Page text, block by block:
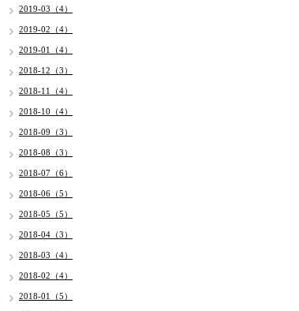
2019-03（4）
2019-02（4）
2019-01（4）
2018-12（3）
2018-11（4）
2018-10（4）
2018-09（3）
2018-08（3）
2018-07（6）
2018-06（5）
2018-05（5）
2018-04（3）
2018-03（4）
2018-02（4）
2018-01（5）